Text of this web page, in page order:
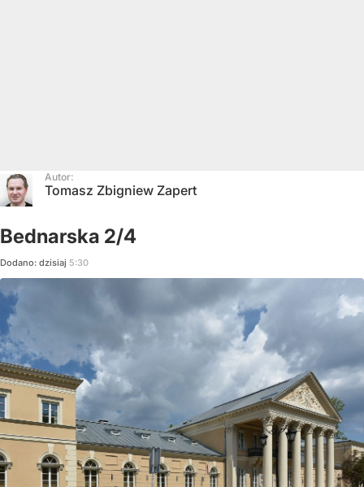
Autor:
Tomasz Zbigniew Zapert
Bednarska 2/4
Dodano: dzisiaj 5:30